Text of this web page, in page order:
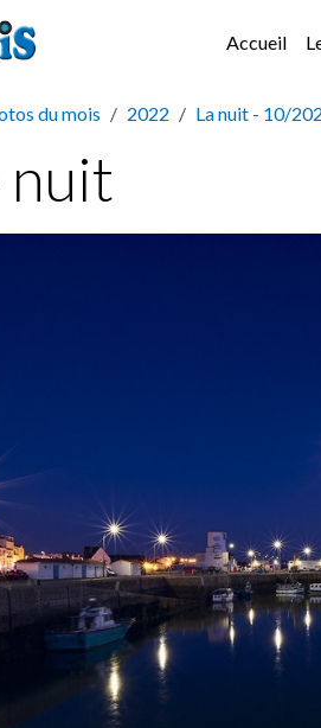
Accueil
du mois 2022 La nuit - 10/
nuit